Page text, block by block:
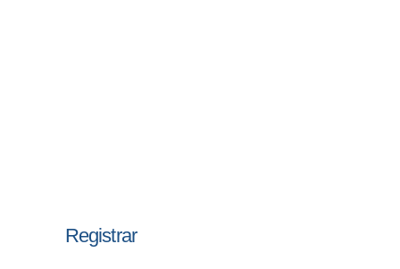
Registrar